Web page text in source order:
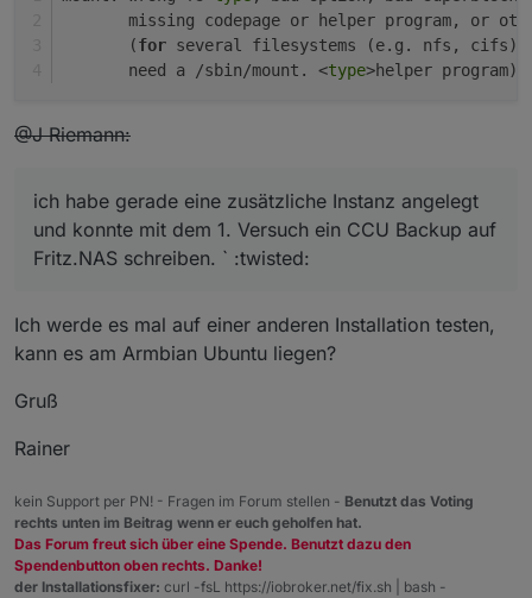
missing codepage or helper program, or
       (
for several filesystems (e.g. nfs, cifs)
       need a /sbin/mount. <
type>helper
@J Riemann:
ich habe gerade eine zusätzliche Instanz angelegt
und konnte mit dem 1. Versuch ein CCU Backup auf
Fritz.NAS schreiben. ` :twisted:
Ich werde es mal auf einer anderen Installation testen,
kann es am Armbian Ubuntu liegen?
Gruß
Rainer
kein Support per PN! - Fragen im Forum stellen - Benutzt das Voting
rechts unten im Beitrag wenn er euch geholfen hat.
Das Forum freut sich über eine Spende. Benutzt dazu den
Spendenbutton oben rechts. Danke!
der Installationsfixer: curl -fsL https://iobroker.net/fix.sh | bash -